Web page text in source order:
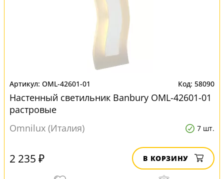
OML-42601-01 58090
Настенный светильник Banbury OML-42601-01
растровые
Omnilux (Италия)
7 шт.
2 235 ₽ В КОРЗИНУ